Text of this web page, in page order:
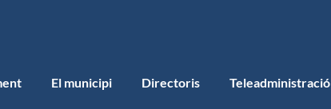
El municipi Directoris Teleadministració